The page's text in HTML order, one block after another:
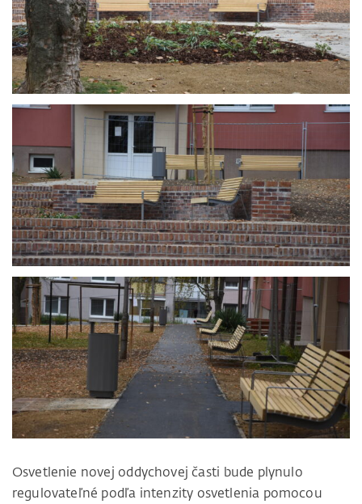
Osvetlenie novej oddychovej časti bude plynulo
regulovateľné podľa intenzity osvetlenia pomocou